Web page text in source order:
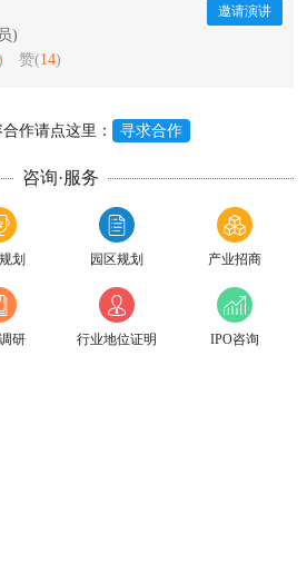
)
赞(14)
邀请演讲
作请点这里： 寻求合作
咨询·服务
划 园区规划 产业招商
研 行业地位证明 IPO咨询